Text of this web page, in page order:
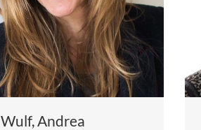
Wulf, Andrea